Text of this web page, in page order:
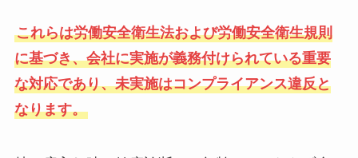
これらは労働安全衛生法および労働安全衛生規則
に基づき、会社に実施が義務付けられている重要
な対応であり、未実施はコンプライアンス違反と
なります。